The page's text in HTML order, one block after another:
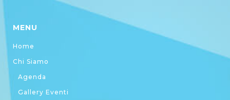
MENU
Home
Chi Siamo
Agenda
Gallery Eventi